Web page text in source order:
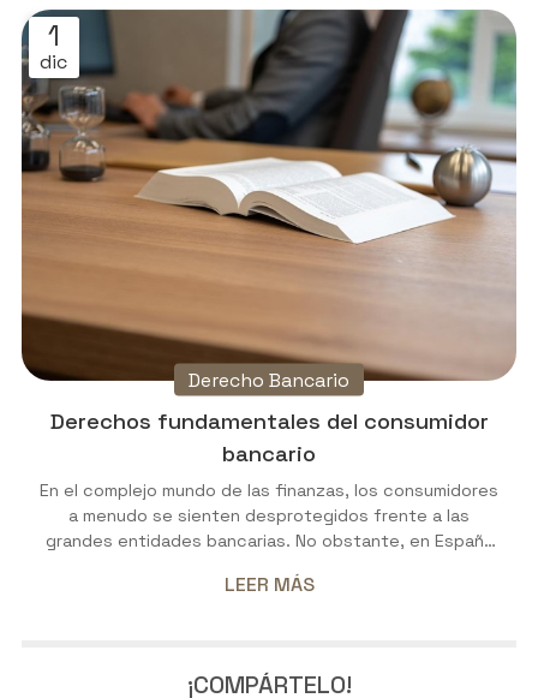
aún puede reclamar los intereses que considera
abusivos. La respuesta es un rotundo sí. En nuestro
bufete en Lugo estamos especializados en la
recuperación de los intereses pagados de más,...
1
dic
Derechos fundamentales del consumidor
bancario
Derecho Bancario
En el complejo mundo de las finanzas, los consumidores
a menudo se sienten desprotegidos frente a las
grandes entidades bancarias. No obstante, en España
diseñados para equilibrar esta relación. La normativa
Conocerlos es el primer paso para ejercer una
ciudadanía financiera responsable y activa. En Daniel
LEER MÁS
¡COMPÁRTELO!